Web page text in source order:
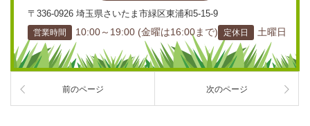
〒336-0926 埼玉県さいたま市緑区東浦和5-15-9
営業時間
10:00～19:00 (金曜は16:00まで) 定休日 土曜日
前のページ 次のページ